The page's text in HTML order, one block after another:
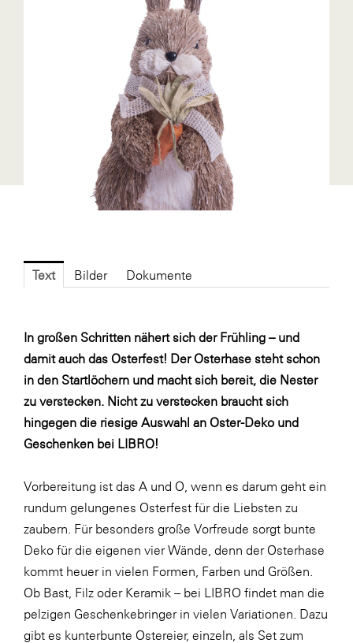
Controller Institut
Designer Outlets Parndorf und Salzburg
DOMOFERM
FG UBIT Salzburg
FRoSTA
Gardena
Gas Connect Austria
GBV - Verband gemeinnütziger
Bauvereinigungen
Getzner Werkstoffe
ikp
Johnson & Johnson
JELD-WEN DANA
kosaplaner
LAT Nitrogen
Libro
Text Bilder Dokumente
In großen Schritten nähert sich der Frühling – und
damit auch das Osterfest! Der Osterhase steht schon
in den Startlöchern und macht sich bereit, die Nester
zu verstecken. Nicht zu verstecken braucht sich
hingegen die riesige Auswahl an Oster-Deko und
Geschenken bei LIBRO!
Vorbereitung ist das A und O, wenn es darum geht ein
rundum gelungenes Osterfest für die Liebsten zu
zaubern. Für besonders große Vorfreude sorgt bunte
Deko für die eigenen vier Wände, denn der Osterhase
kommt heuer in vielen Formen, Farben und Größen.
Ob Bast, Filz oder Keramik – bei LIBRO findet man die
pelzigen Geschenkebringer in vielen Variationen. Dazu
gibt es kunterbunte Ostereier, einzeln, als Set zum